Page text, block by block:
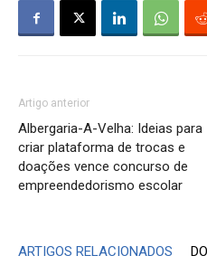
Artigo anterior
Albergaria-A-Velha: Ideias para
criar plataforma de trocas e
doações vence concurso de
empreendedorismo escolar
ARTIGOS RELACIONADOS